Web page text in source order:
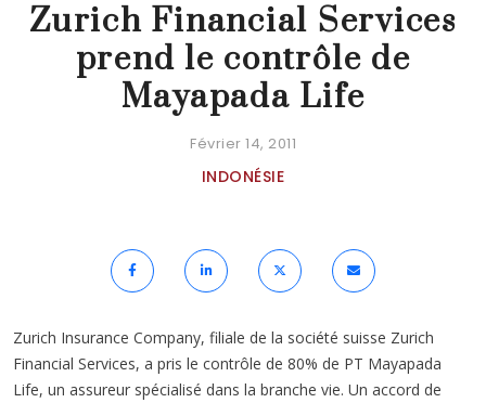
Zurich Financial Services
prend le contrôle de
Mayapada Life
Février 14, 2011
INDONÉSIE
Zurich Insurance Company, filiale de la société suisse Zurich
Financial Services, a pris le contrôle de 80% de PT Mayapada
Life, un assureur spécialisé dans la branche vie. Un accord de